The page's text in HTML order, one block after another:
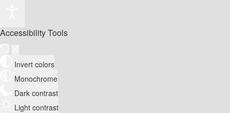
Accessibility Tools
Invert colors
Monochrome
Dark contrast
Light contrast